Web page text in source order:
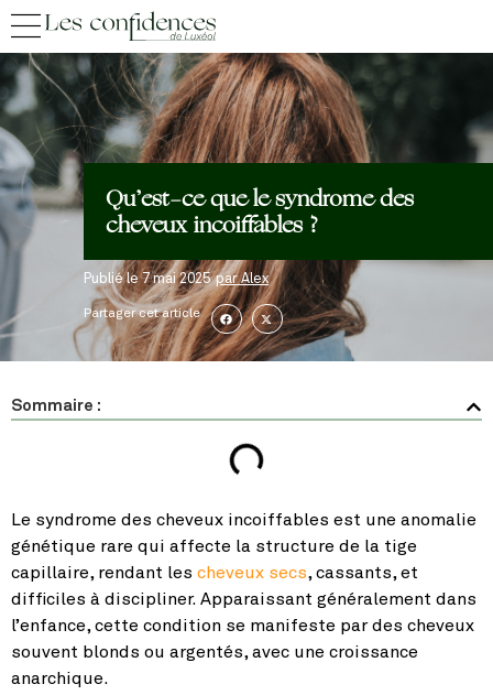
Qu’est-ce que le syndrome des
cheveux incoiffables ?
Publié le7 mai 2025 parAlex
Partager cet article
Sommaire :
Le syndrome des cheveux incoiffables est une anomalie
génétique rare qui affecte la structure de la tige
capillaire, rendant les cheveux secs, cassants, et
difficiles à discipliner. Apparaissant généralement dans
l’enfance, cette condition se manifeste par des cheveux
souvent blonds ou argentés, avec une croissance
anarchique.